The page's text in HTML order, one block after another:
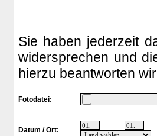
Sie haben jederzeit
widersprechen und
hierzu beantworten
Fotodatei:
Datum / Ort: